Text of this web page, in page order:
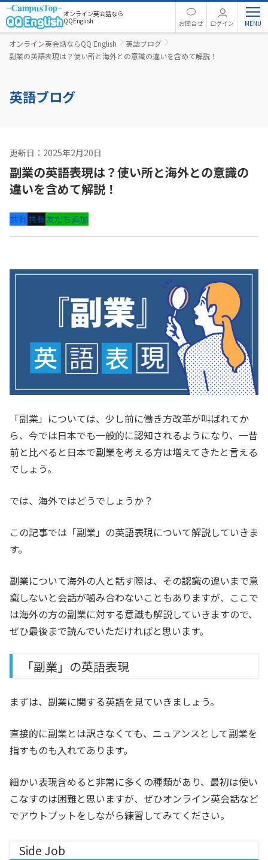
オンライン英会話なら
QQEnglish
お問合せ ログイン
オンライン英会話ならQQ English
英語ブログ
副業の英語表現は？使い所と海外との意識の違いを含めて解説！
英語ブログ
更新日：2025年2月20日
副業の英語表現は？使い所と海外との意識の
違いを含めて解説！
共有共有友だち追加
「副業」については、少し前に働き方改革が叫ばれてか
ら、今では日本でも一般的に認知されるようになり、一昔
前と比べると日本で副業を考える方は増えてきたと言える
でしょう。
では、海外ではどうでしょうか？
この記事では「副業」の英語表現について解説していきま
す。
副業について海外の人と話す際は、その認識の違いまで意
識しないと会話が噛み合わないこともありますが、ここで
は海外の方の副業に対する意識も解説していきますので、
ぜひ最後まで読んでいただければと思います。
「副業」の英語表現
まずは、副業に関する英語を見ていきましょう。
直接的に副業とは訳さなくても、ニュアンスとして副業を
指すものも入れてあります。
細かい表現含めると非常に多くの種類があり、最初は使い
こなすのは困難と思いますが、ぜひオンライン英会話など
でアウトプットをしながら練習してみてください。
Side Job